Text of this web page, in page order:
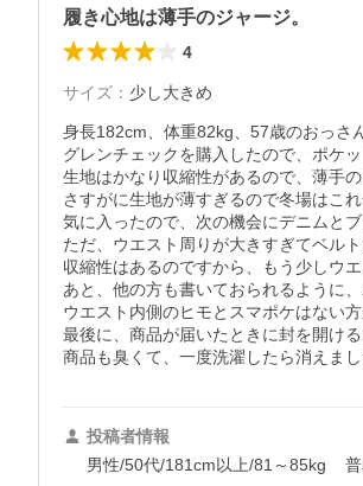
履き心地は薄手のジャージ。
4
サイズ ： 少し大きめ
身長182cm、体重82kg、57歳のおっさ
グレンチェックを購入したので、ポケ
生地はかなり収縮性があるので、薄手
さすがに生地が薄すぎるので冬場はこ
気に入ったので、次の機会にデニムと
ただ、ウエスト周りが大きすぎてベル
収縮性はあるのですから、もう少しウ
あと、他の方も書いておられるように
ウエスト内側のヒモとスマポケはない
最後に、商品が届いたときに封を開け
商品も臭くて、一度洗濯したら消えま
投稿者情報
男性/50代/181cm以上/81～85kg